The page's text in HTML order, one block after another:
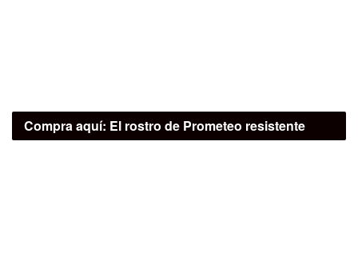
Compra aquí: El rostro de Prometeo resistente